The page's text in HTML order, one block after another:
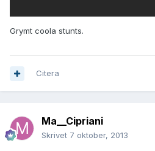
Grymt coola stunts.
Citera
Ma__Cipriani
Skrivet 7 oktober, 2013